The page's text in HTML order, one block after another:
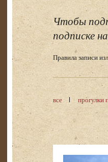
Чтобы
подписке
Правила записи
все прогулки